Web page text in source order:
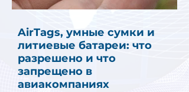
AirTags, умные сумки и
литиевые батареи: что
разрешено и что
запрещено в
авиакомпаниях